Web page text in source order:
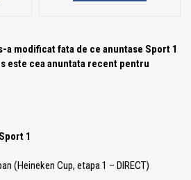
modificat fata de ce anuntase Sport 1
este cea anuntata recent pentru
1
(Heineken Cup, etapa 1 – DIRECT)